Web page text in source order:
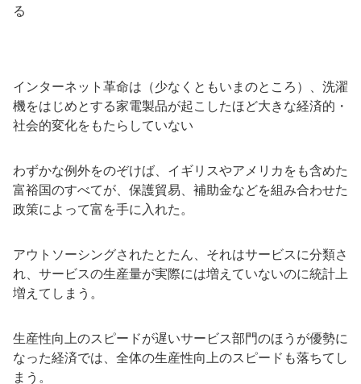
る
インターネット革命は（少なくともいまのところ）、洗濯
機をはじめとする家電製品が起こしたほど大きな経済的・
社会的変化をもたらしていない
わずかな例外をのぞけば、イギリスやアメリカをも含めた
富裕国のすべてが、保護貿易、補助金などを組み合わせた
政策によって富を手に入れた。
アウトソーシングされたとたん、それはサービスに分類さ
れ、サービスの生産量が実際には増えていないのに統計上
増えてしまう。
生産性向上のスピードが遅いサービス部門のほうが優勢に
なった経済では、全体の生産性向上のスピードも落ちてし
まう。